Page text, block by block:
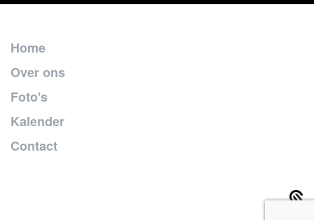
Home
Over ons
Foto's
Kalender
Contact